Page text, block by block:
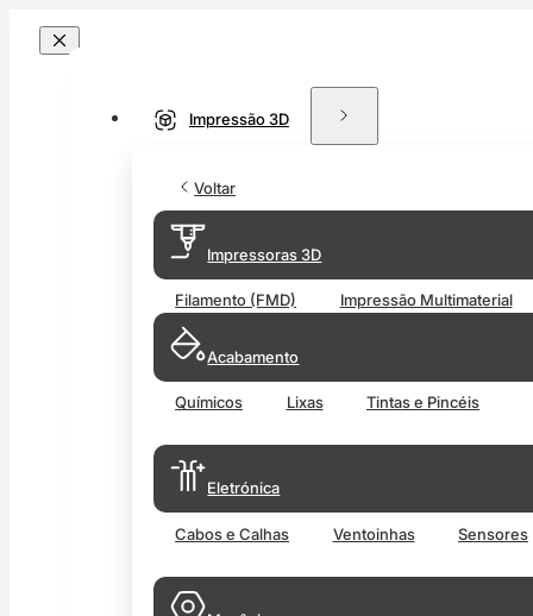
Impressão 3D
Voltar
Impressoras 3D
Filamento (FMD) Impressão Multimaterial
Acabamento
Químicos Lixas Tintas e Pincéis
Eletrónica
Cabos e Calhas Ventoinhas Sensores